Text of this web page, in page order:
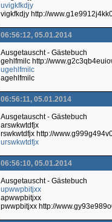
uvigkfkdjy
vigkfkdjy http://
06:56:12, 05.01.2014
Ausgetauscht - Gästebuch
gehlfmilc http://
ugehlfmilc
agehlfmilc
06:56:11, 05.01.2014
Ausgetauscht - Gästebuch
arswkwtdfjx
rswkwtdfjx http://
urswkwtdfjx
06:56:10, 05.01.2014
Ausgetauscht - Gästebuch
upwwpbitjxx
apwwpbitjxx
pwwpbitjxx http://